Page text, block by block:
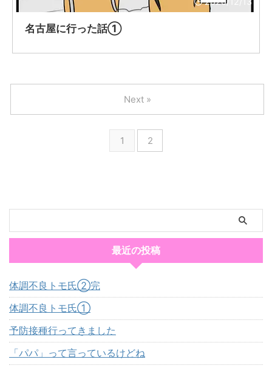
名古屋に行った話①
1 2
Next »
最近の投稿
体調不良トモ氏②完
体調不良トモ氏①
予防接種行ってきました
「パパ」って言っているけどね